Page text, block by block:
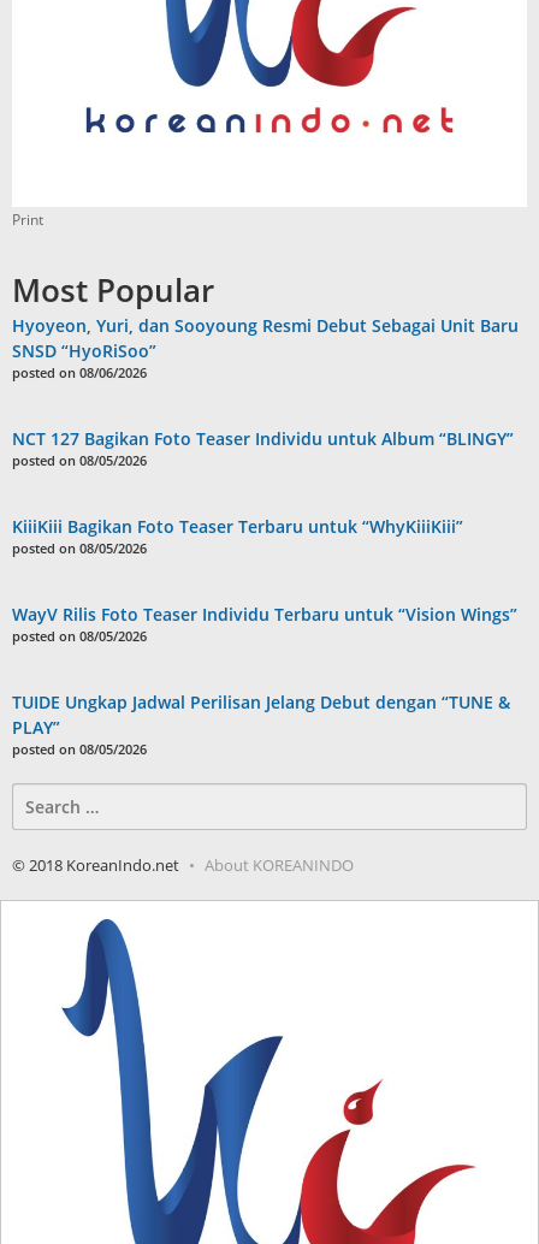
Print
Most Popular
Hyoyeon, Yuri, dan Sooyoung Resmi Debut Sebagai Unit Baru
SNSD “HyoRiSoo”
posted on 08/06/2026
NCT 127 Bagikan Foto Teaser Individu untuk Album “BLINGY”
posted on 08/05/2026
KiiiKiii Bagikan Foto Teaser Terbaru untuk “WhyKiiiKiii”
posted on 08/05/2026
WayV Rilis Foto Teaser Individu Terbaru untuk “Vision Wings”
posted on 08/05/2026
TUIDE Ungkap Jadwal Perilisan Jelang Debut dengan “TUNE &
PLAY”
posted on 08/05/2026
for:
© 2018 KoreanIndo.net About KOREANINDO